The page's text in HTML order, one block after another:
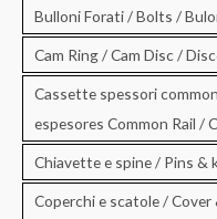
Bulloni Forati / Bolts /
Cam Ring / Cam Disc /
Cassette spessori
espesores Common Rail /
Chiavette e spine / Pins &
Coperchi e scatole / Cover